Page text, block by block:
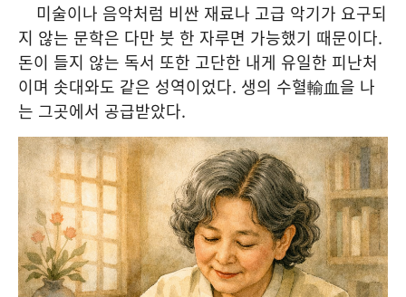
미술이나 음악처럼 비싼 재료나 고급 악기가 요구되
지 않는 문학은 다만 붓 한 자루면 가능했기 때문이다.
돈이 들지 않는 독서 또한 고단한 내게 유일한 피난처
이며 솟대와도 같은 성역이었다. 생의 수혈輸血을 나
는 그곳에서 공급받았다.